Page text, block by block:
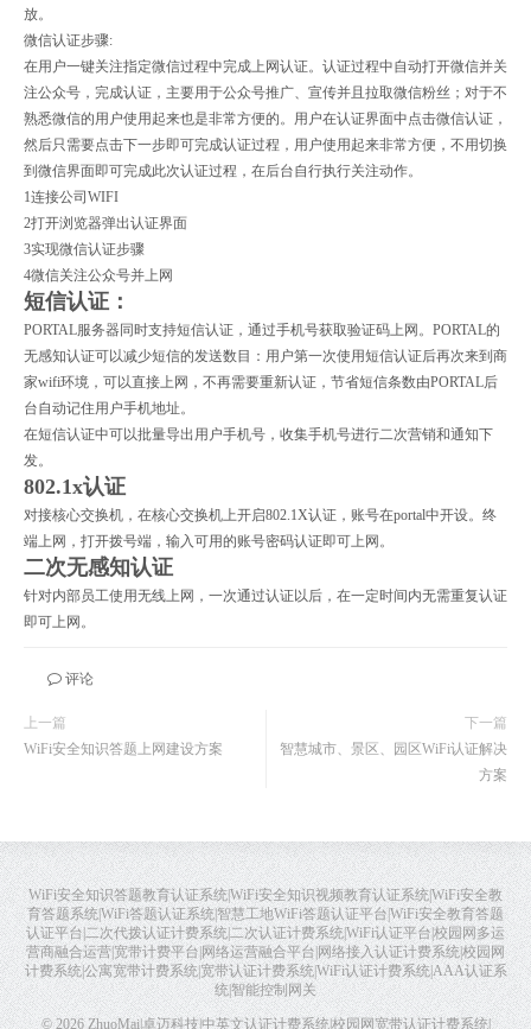
放。
微信认证步骤:
在用户一键关注指定微信过程中完成上网认证。认证过程中自动打开微信并关
注公众号，完成认证，主要用于公众号推广、宣传并且拉取微信粉丝；对于不
熟悉微信的用户使用起来也是非常方便的。用户在认证界面中点击微信认证，
然后只需要点击下一步即可完成认证过程，用户使用起来非常方便，不用切换
到微信界面即可完成此次认证过程，在后台自行执行关注动作。
1连接公司WIFI
2打开浏览器弹出认证界面
3实现微信认证步骤
4微信关注公众号并上网
短信认证：
PORTAL服务器同时支持短信认证，通过手机号获取验证码上网。PORTAL的
无感知认证可以减少短信的发送数目：用户第一次使用短信认证后再次来到商
家wifi环境，可以直接上网，不再需要重新认证，节省短信条数由PORTAL后
台自动记住用户手机地址。
在短信认证中可以批量导出用户手机号，收集手机号进行二次营销和通知下
发。
802.1x认证
对接核心交换机，在核心交换机上开启802.1X认证，账号在portal中开设。终
端上网，打开拨号端，输入可用的账号密码认证即可上网。
二次无感知认证
针对内部员工使用无线上网，一次通过认证以后，在一定时间内无需重复认证
即可上网。
评论
上一篇
WiFi安全知识答题上网建设方案
下一篇
智慧城市、景区、园区WiFi认证解决
方案
WiFi安全知识答题教育认证系统|WiFi安全知识视频教育认证系统|WiFi安全教
育答题系统|WiFi答题认证系统|智慧工地WiFi答题认证平台|WiFi安全教育答题
认证平台|二次代拨认证计费系统|二次认证计费系统|WiFi认证平台|校园网多运
营商融合运营|宽带计费平台|网络运营融合平台|网络接入认证计费系统|校园网
计费系统|公寓宽带计费系统|宽带认证计费系统|WiFi认证计费系统|AAA认证系
统|智能控制网关
© 2026ZhuoMai|卓迈科技|中英文认证计费系统|校园网宽带认证计费系统|